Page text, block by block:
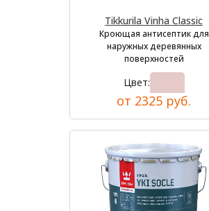
Tikkurila Vinha Classic
Кроющая антисептик для
наружных деревянных
поверхностей
Цвет:
от 2325 руб.